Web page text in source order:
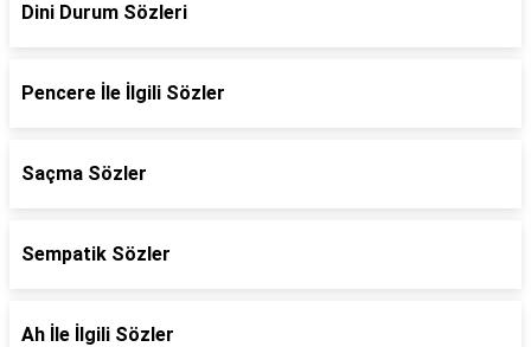
Dini Durum Sözleri
Pencere İle İlgili Sözler
Saçma Sözler
Sempatik Sözler
Ah İle İlgili Sözler